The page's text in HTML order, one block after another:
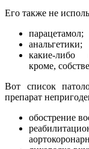
Его также не
парацетамол;
анальгетики;
какие-либо
кроме,
Вот список
препарат
обострение